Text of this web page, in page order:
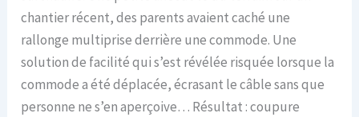
chantier récent, des parents avaient caché une
rallonge multiprise derrière une commode. Une
solution de facilité qui s’est révélée risquée lorsque la
commode a été déplacée, écrasant le câble sans que
personne ne s’en aperçoive… Résultat : coupure